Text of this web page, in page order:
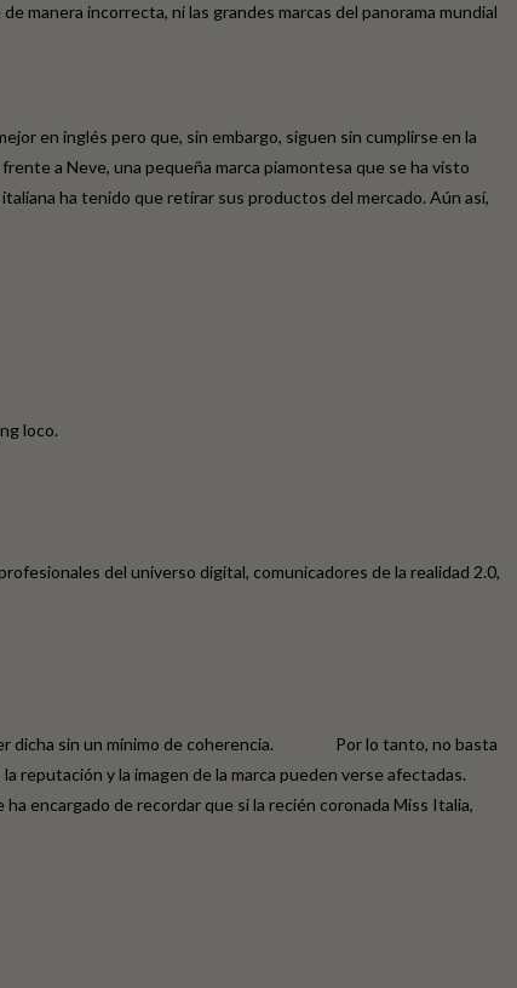
manera incorrecta, ni las grandes marcas del panorama mundial
en inglés pero que, sin embargo, siguen sin cumplirse en la
pequeña marca piamontesa que se ha visto
tenido que retirar sus productos del mercado. Aún así,
loco.
del universo digital, comunicadores de la realidad 2.0,
ser dicha sin un mínimo de coherencia. Por lo tanto, no basta
la reputación y la imagen de la marca pueden verse afectadas.
de recordar que si la recién coronada Miss Italia,